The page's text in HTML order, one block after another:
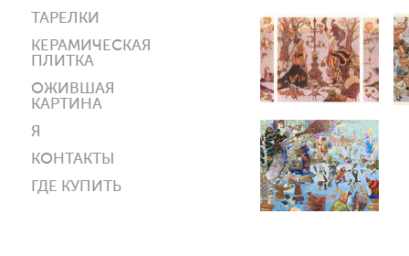
ТАРЕЛКИ
КЕРАМИЧЕСКАЯ
ПЛИТКА
ОЖИВШАЯ
КАРТИНА
Я
КОНТАКТЫ
ГДЕ КУПИТЬ